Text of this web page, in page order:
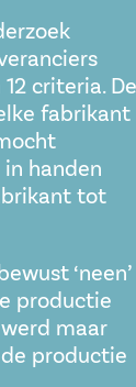
criteria. De
fabrikant
handen
tot
‘neen’
productie
maar
productie